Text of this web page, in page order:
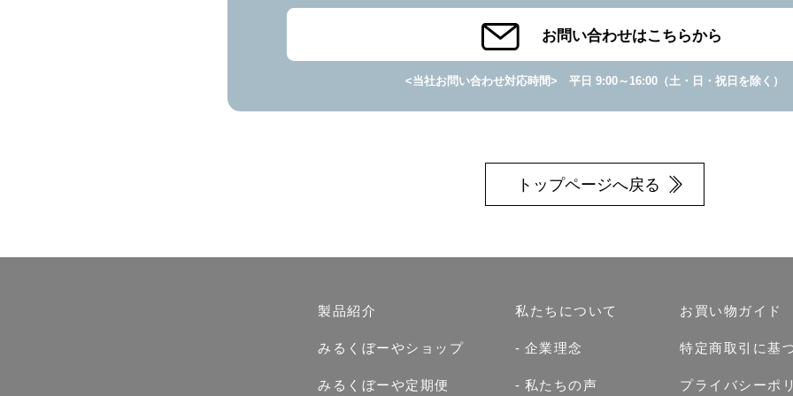
お問い合わせはこちらから
<当社お問い合わせ対応時間> 平日 9:00～16:00（土・日・祝日を除く）
トップページへ戻る
製品紹介
みるくぼーやショップ
みるくぼーや定期便
私たちについて
企業理念
私たちの声
お買い物ガイド
特定商取引に基
プライバシーポ